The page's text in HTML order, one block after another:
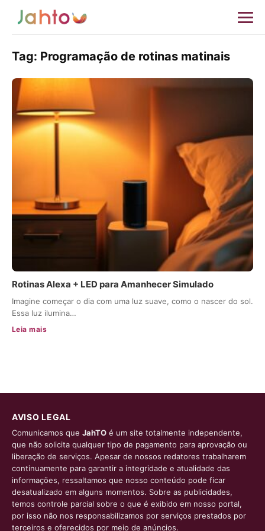
Tag: Programação de rotinas matinais
Rotinas Alexa + LED para Amanhecer Simulado
Imagine começar o dia com uma luz suave, como o nascer do sol.
Essa luz ilumina…
Leia mais
AVISO LEGAL
Comunicamos que JahTO é um site totalmente independente,
que não solicita qualquer tipo de pagamento para aprovação ou
liberação de serviços. Apesar de nossos redatores trabalharem
continuamente para garantir a integridade e atualidade das
informações, ressaltamos que nosso conteúdo pode ficar
desatualizado em alguns momentos. Sobre as publicidades,
temos controle parcial sobre o que é exibido em nosso portal,
por isso não nos responsabilizamos por serviços prestados por
terceiros e oferecidos por meio de anúncios.